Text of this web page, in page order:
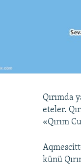
Qırımda
eteler.
«Qırım
künü